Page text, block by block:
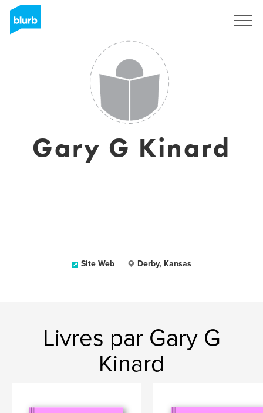
Gary G Kinard
Site Web Derby, Kansas
Livres par Gary G
Kinard